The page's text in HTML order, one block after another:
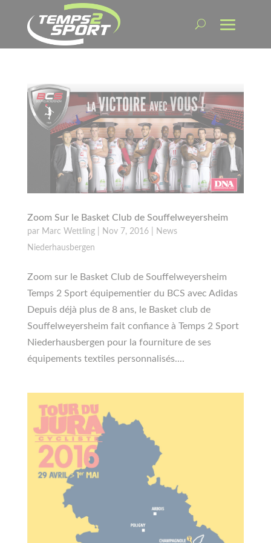
Zoom Sur le Basket Club de Souffelweyersheim
par Marc Wettling| Nov 7, 2016|
News
Niederhausbergen
Zoom sur le Basket Club de Souffelweyersheim
Temps 2 Sport équipementier du BCS avec Adidas
Depuis déjà plus de 8 ans, le Basket club de
Souffelweyersheim fait confiance à Temps 2 Sport
Niederhausbergen pour la fourniture de ses
équipements textiles personnalisés....